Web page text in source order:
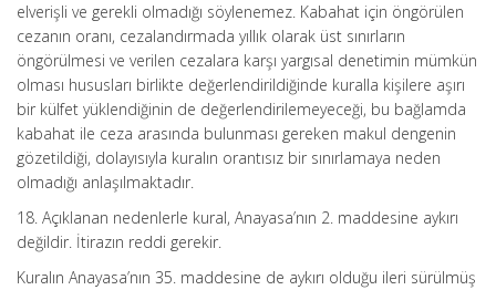
elverişli ve gerekli olmadığı söylenemez. Kabahat için öngörülen
cezanın oranı, cezalandırmada yıllık olarak üst sınırların
öngörülmesi ve verilen cezalara karşı yargısal denetimin mümkün
olması hususları birlikte değerlendirildiğinde kuralla kişilere aşırı
bir külfet yüklendiğinin de değerlendirilemeyeceği, bu bağlamda
kabahat ile ceza arasında bulunması gereken makul dengenin
gözetildiği, dolayısıyla kuralın orantısız bir sınırlamaya neden
olmadığı anlaşılmaktadır.
18. Açıklanan nedenlerle kural, Anayasa’nın 2. maddesine aykırı
değildir. İtirazın reddi gerekir.
Kuralın Anayasa’nın 35. maddesine de aykırı olduğu ileri sürülmüş